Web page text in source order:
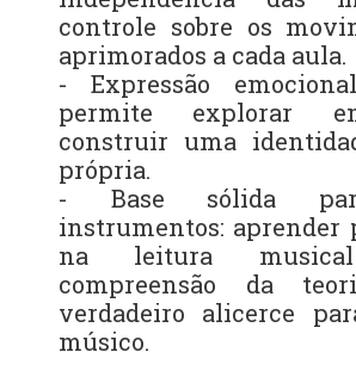
controle sobre os
aprimorados a cada aula.
- Expressão
permite explorar
construir uma
própria.
- Base sólida
instrumentos: aprender
na leitura
compreensão da
verdadeiro alicerce
músico.